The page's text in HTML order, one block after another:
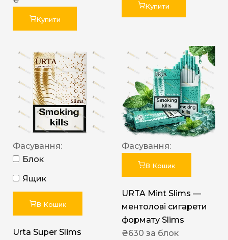
Купити
Купити
Фасування:
Блок
Ящик
В Кошик
Urta Super Slims
Фасування:
В Кошик
URTA Mint Slims —
ментолові сигарети
формату Slims
₴630 за блок